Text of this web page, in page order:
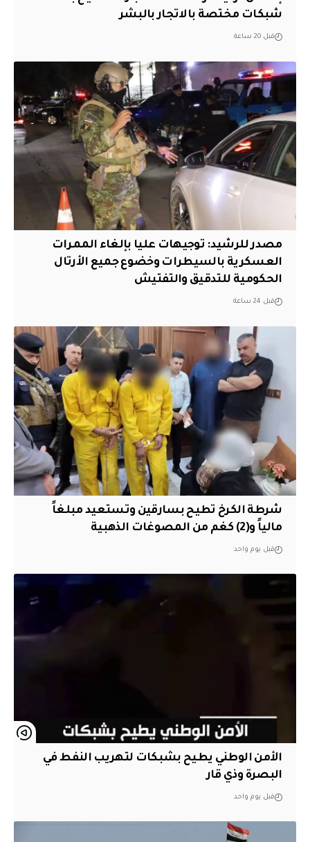
شبكات مختصة بالاتجار بالبشر
قبل 20 ساعة
مصدر للرشيد: توجيهات عليا بإلغاء الممرات
العسكرية بالسيطرات وخضوع جميع الأرتال
الحكومية للتدقيق والتفتيش
قبل 24 ساعة
شرطة الكرخ تطيح بسارقين وتستعيد مبلغاً
مالياً و(2) كغم من المصوغات الذهبية
قبل يوم واحد
الأمن الوطني يطيح بشبكات لتهريب النفط في
البصرة وذي قار
قبل يوم واحد